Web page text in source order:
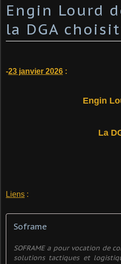
Engin Lourd
la DGA choisit
-23 janvier 2026 :
Engin
La
Liens :
Soframe
SOFRAME a pour vocation de
solutions tactiques et